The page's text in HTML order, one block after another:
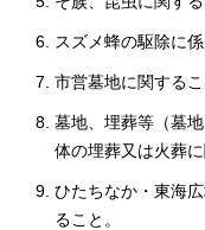
スズメ蜂の駆除に
市営墓地に関するこ
墓地、埋葬等（墓
体の埋葬又は火葬
ひたちなか・東海
ること。